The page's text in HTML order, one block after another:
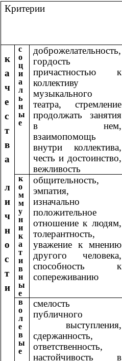
Критерии
к
а
ч
е
с
т
в
а
л
и
ч
н
о
с
т
и
с
о
ц
и
а
л
ь
н
ы
е
доброжелательность,
гордость
причастностью к
коллективу
музыкального
театра, стремление
продолжать занятия
в нем,
взаимопомощь
внутри коллектива,
честь и достоинство,
вежливость
к
о
м
м
у
н
и
к
а
т
и
в
н
ы
е
общительность,
эмпатия,
изначально
положительное
отношение к людям,
толерантность,
уважение к мнению
другого человека,
способность к
сопереживанию
в
о
л
е
в
ы
е
смелость
публичного
выступления,
сдержанность,
ответственность,
настойчивость в